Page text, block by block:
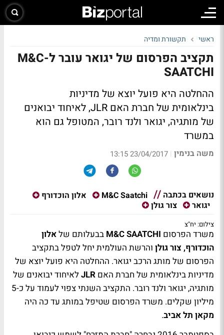
ראשי תקשורת ומדיה
תקציב הפרסום של יגואר עובר ל-M&C
SAATCHI
ההחלטה היא פועל יוצא של מדיניות
בינלאומית של חברת האם JLR, לאיחוד יבואנים
של מותגיה, יגואר ולנד רובר, המטופל גם הוא
במשרד
משה בנימין |
23/04/2017 13:15
נושאים בכתבה M&C Saatchi
אלון הוכדורף
יגואר
צור גולן
צילום: יח"צ
משרד הפרסום M&C SAATCHI בבעלותם שלאלון
הוכדורף, צור גולן והרשת העולמית יחל לטפל בתקציב
הפרסום של מותג הרכב יגואר. ההחלטה היא פועל יוצא של
מדיניות בינלאומית של חברת האם JLRלאיחוד יבואנים של
מותגיה, יגואר ולנד רובר. התקציב השנתי צפוי לעמוד על כ-5
מיליון שקלים. משרד הפרסום שטיפל במותג עד כה היה
מקאן תל אביב.